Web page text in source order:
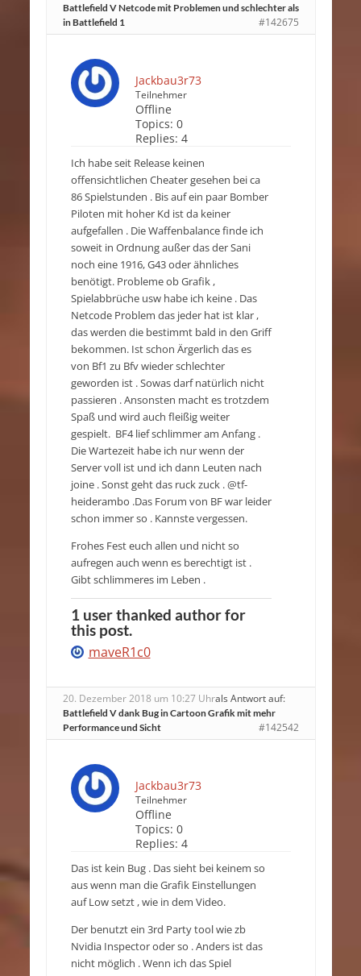
Battlefield V Netcode mit Problemen und schlechter als
in Battlefield 1
#142675
Jackbau3r73
Teilnehmer
Offline
Topics: 0
Replies: 4
Ich habe seit Release keinen
offensichtlichen Cheater gesehen bei ca
86 Spielstunden . Bis auf ein paar Bomber
Piloten mit hoher Kd ist da keiner
aufgefallen . Die Waffenbalance finde ich
soweit in Ordnung außer das der Sani
noch eine 1916, G43 oder ähnliches
benötigt. Probleme ob Grafik ,
Spielabbrüche usw habe ich keine . Das
Netcode Problem das jeder hat ist klar ,
das werden die bestimmt bald in den Griff
bekommen. Ist schon Ärgerlich das es
von Bf1 zu Bfv wieder schlechter
geworden ist . Sowas darf natürlich nicht
passieren . Ansonsten macht es trotzdem
Spaß und wird auch fleißig weiter
gespielt. BF4 lief schlimmer am Anfang .
Die Wartezeit habe ich nur wenn der
Server voll ist und ich dann Leuten nach
joine . Sonst geht das ruck zuck . @tf-
heiderambo .Das Forum von BF war leider
schon immer so . Kannste vergessen.
Frohes Fest euch allen und nicht so
aufregen auch wenn es berechtigt ist .
Gibt schlimmeres im Leben .
1 user thanked author for
this post.
maveR1c0
20. Dezember 2018 um 10:27 Uhrals Antwort auf:
Battlefield V dank Bug in Cartoon Grafik mit mehr
Performance und Sicht
#142542
Jackbau3r73
Teilnehmer
Offline
Topics: 0
Replies: 4
Das ist kein Bug . Das sieht bei keinem so
aus wenn man die Grafik Einstellungen
auf Low setzt , wie in dem Video.
Der benutzt ein 3rd Party tool wie zb
Nvidia Inspector oder so . Anders ist das
nicht möglich . Wenn ich das Spiel